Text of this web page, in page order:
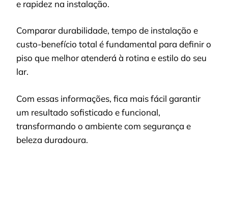
e rapidez na instalação.
Comparar durabilidade, tempo de instalação e
custo-benefício total é fundamental para definir o
piso que melhor atenderá à rotina e estilo do seu
lar.
Com essas informações, fica mais fácil garantir
um resultado sofisticado e funcional,
transformando o ambiente com segurança e
beleza duradoura.